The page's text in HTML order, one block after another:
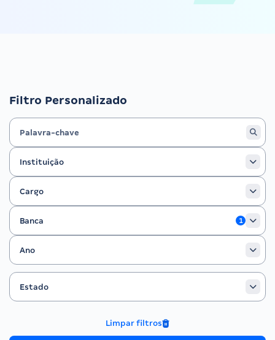
Filtro Personalizado
Instituição
Instituição
Cargo
Cargo
Banca
Banca
1
Ano
Ano
Filtrar por Estado
Estado
Estado
Limpar filtros